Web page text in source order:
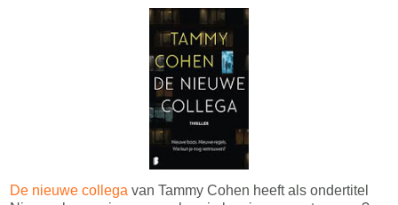
De nieuwe collega van Tammy Cohen heeft als ondertitel